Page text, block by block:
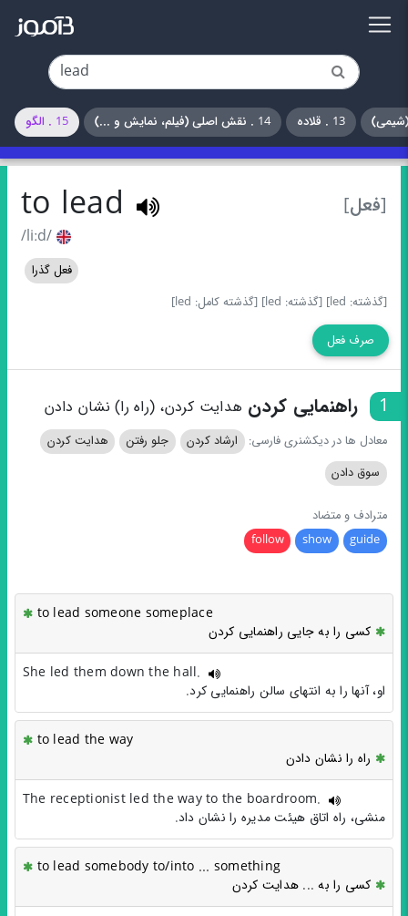
13 . قلاده 14 . نقش اصلی (فیلم، نمایش و ...) 15 . الگو
[فعل] to lead
/liːd/
فعل گذرا
[گذشته: led]
[گذشته: led] [گذشته کامل: led]
صرف فعل
1 راهنمایی کردن هدایت کردن، (راه را) نشان دادن
معادل ها در دیکشنری فارسی: ارشاد کردن جلو رفتن
هدایت کردن
سوق دادن
مترادف و متضاد
guide
show
follow
to lead someone someplace
کسی را به جایی راهنمایی کردن
She led them down the hall.
او، آنها را به انتهای سالن راهنمایی کرد.
to lead the way
راه را نشان دادن
The receptionist led the way to the boardroom.
منشی، راه اتاق هیئت مدیره را نشان داد.
to lead somebody to/into ... something
کسی را به ... هدایت کردن